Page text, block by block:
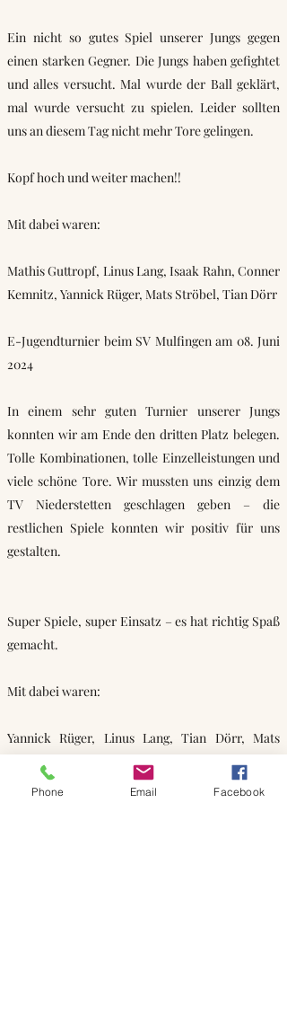
Ein nicht so gutes Spiel unserer Jungs gegen
einen starken Gegner. Die Jungs haben gefightet
und alles versucht. Mal wurde der Ball geklärt,
mal wurde versucht zu spielen. Leider sollten
uns an diesem Tag nicht mehr Tore gelingen.
Kopf hoch und weiter machen!!
Mit dabei waren:
Mathis Guttropf, Linus Lang, Isaak Rahn, Conner
Kemnitz, Yannick Rüger, Mats Ströbel, Tian Dörr
E-Jugendturnier beim SV Mulfingen am 08. Juni
2024
In einem sehr guten Turnier unserer Jungs
konnten wir am Ende den dritten Platz belegen.
Tolle Kombinationen, tolle Einzelleistungen und
viele schöne Tore. Wir mussten uns einzig dem
TV Niederstetten geschlagen geben – die
restlichen Spiele konnten wir positiv für uns
gestalten.
Super Spiele, super Einsatz – es hat richtig Spaß
gemacht.
Mit dabei waren:
Yannick Rüger, Linus Lang, Tian Dörr, Mats
Ströbel, Noah Muley, Finn Kaltenbach, David
Rahn, Josia Stein
Phone Email Facebook